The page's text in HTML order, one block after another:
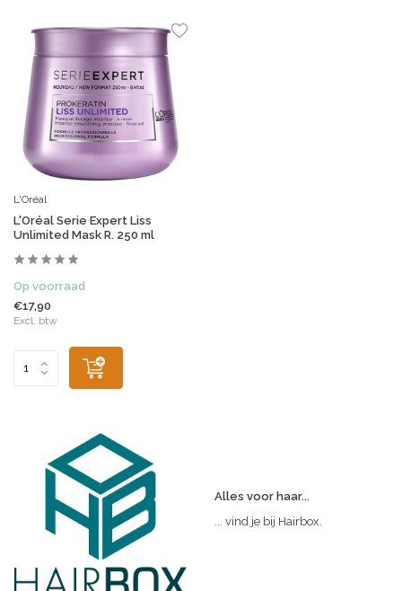
L'Oréal
L'Oréal Serie Expert Liss
Unlimited Mask R. 250 ml
Op voorraad
€17,90
Excl. btw
Alles voor haar...
... vind je bij Hairbox.